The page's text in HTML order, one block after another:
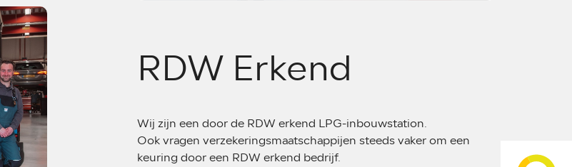
RDW Erkend
Wij zijn een door de RDW erkend LPG-inbouwstation.
Ook vragen verzekeringsmaatschappijen steeds vaker om een
keuring door een RDW erkend bedrijf.